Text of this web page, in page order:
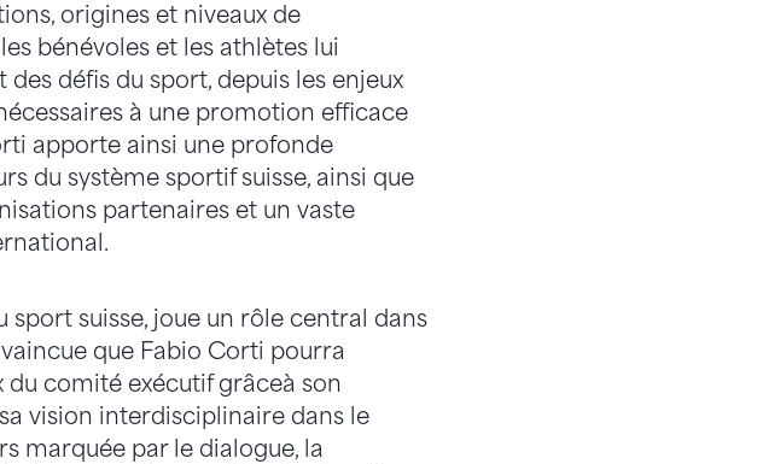
origines et niveaux de
bénévoles et les athlètes lui
défis du sport, depuis les enjeux
à une promotion efficace
apporte ainsi une profonde
du système sportif suisse, ainsi que
partenaires et un vaste
suisse, joue un rôle central dans
que Fabio Corti pourra
comité exécutif grâceà son
vision interdisciplinaire dans le
marquée par le dialogue, la